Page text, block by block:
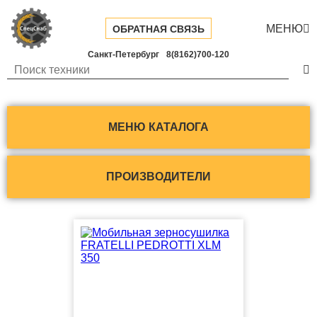
ОБРАТНАЯ СВЯЗЬ МЕНЮ
Санкт-Петербург 8(8162)700-120

МЕНЮ КАТАЛОГА
ПРОИЗВОДИТЕЛИ